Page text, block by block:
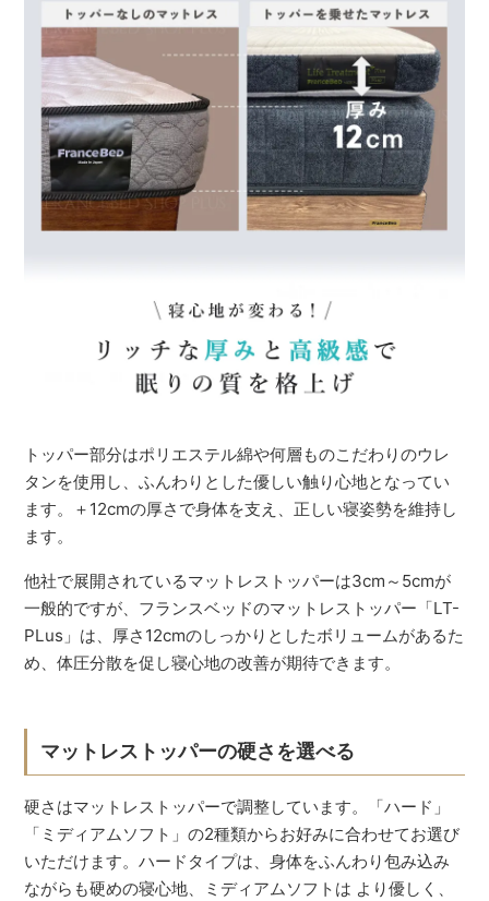
トッパー部分はポリエステル綿や何層ものこだわりのウレ
タンを使用し、ふんわりとした優しい触り心地となってい
ます。＋12cmの厚さで身体を支え、正しい寝姿勢を維持し
ます。
他社で展開されているマットレストッパーは3cm～5cmが
一般的ですが、フランスベッドのマットレストッパー「LT-
PLus」は、厚さ12cmのしっかりとしたボリュームがあるた
め、体圧分散を促し寝心地の改善が期待できます。
マットレストッパーの硬さを選べる
硬さはマットレストッパーで調整しています。「ハード」
「ミディアムソフト」の2種類からお好みに合わせてお選び
いただけます。ハードタイプは、身体をふんわり包み込み
ながらも硬めの寝心地、ミディアムソフトは より優しく、